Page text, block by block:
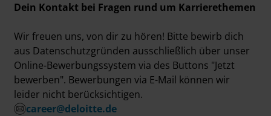
Dein Kontakt bei Fragen rund um Karrierethemen
Wir freuen uns, von dir zu hören! Bitte bewirb dich
aus Datenschutzgründen ausschließlich über unser
Online-Bewerbungssystem via des Buttons "Jetzt
bewerben". Bewerbungen via E-Mail können wir
leider nicht berücksichtigen.
career@deloitte.de